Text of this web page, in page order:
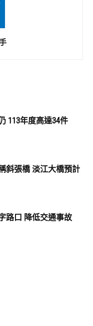
113年度高達34件
斜張橋 淡江大橋預計
路口 降低交通事故